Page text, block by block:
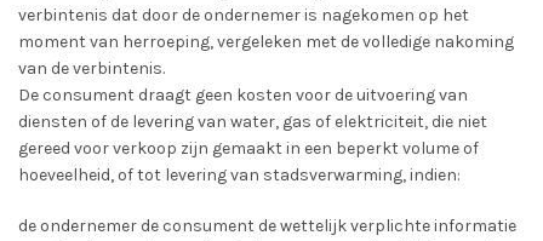
verbintenis dat door de ondernemer is nagekomen op het
moment van herroeping, vergeleken met de volledige nakoming
van de verbintenis.
De consument draagt geen kosten voor de uitvoering van
diensten of de levering van water, gas of elektriciteit, die niet
gereed voor verkoop zijn gemaakt in een beperkt volume of
hoeveelheid, of tot levering van stadsverwarming, indien:
de ondernemer de consument de wettelijk verplichte informatie